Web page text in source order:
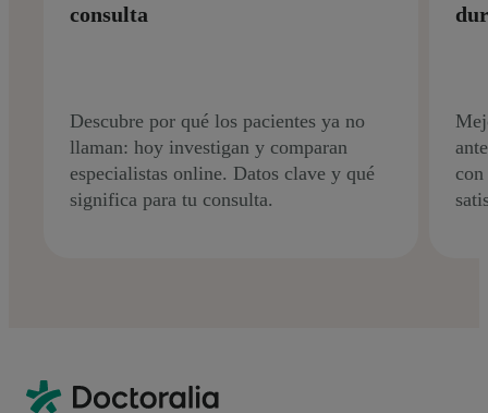
consulta
Descubre por qué los pacientes ya no
llaman: hoy investigan y comparan
especialistas online. Datos clave y qué
significa para tu consulta.
con